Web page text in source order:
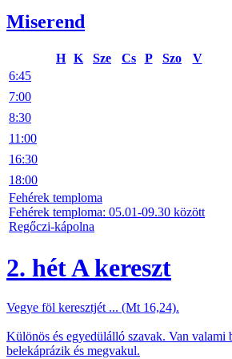
Miserend
H K Sze Cs P Szo
V
6:45
7:00
8:30
11:00
16:30
18:00
Fehérek temploma
Fehérek temploma: 05.01-09.30 között
Regőczi-kápolna
2. hét A kereszt
Vegye föl keresztjét ... (Mt 16,24).
Különös és egyedülálló szavak. Van valami
belekáprázik és megvakul.